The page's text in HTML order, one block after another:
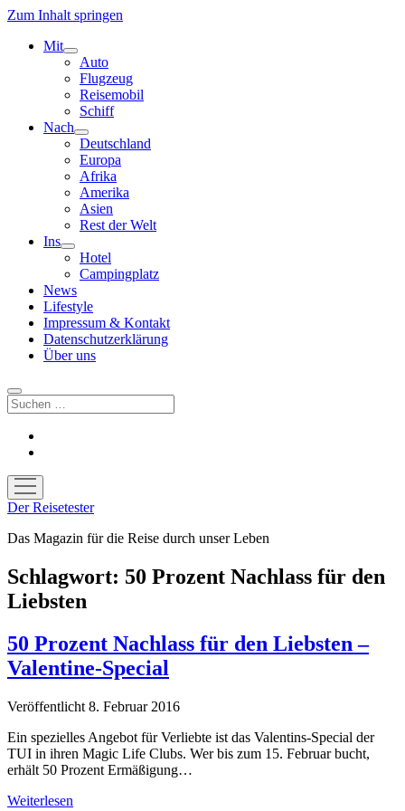
Zum Inhalt springen
Mit
Menü
öffnen
Auto
Flugzeug
Reisemobil
Schiff
Nach
Menü
öffnen
Deutschland
Europa
Afrika
Amerika
Asien
Rest der Welt
Ins
Menü
öffnen
Hotel
Campingplatz
News
Lifestyle
Impressum & Kontakt
Datenschutzerklärung
Über uns
Suchen
Menü
öffnen
Der Reisetester
Das Magazin für die Reise durch unser Leben
Schlagwort: 50 Prozent Nachlass für den
Liebsten
50 Prozent Nachlass für den Liebsten –
Valentine-Special
Veröffentlicht 8. Februar 2016
Ein spezielles Angebot für Verliebte ist das Valentins-Special der
TUI in ihren Magic Life Clubs. Wer bis zum 15. Februar bucht,
erhält 50 Prozent Ermäßigung…
Weiterlesen